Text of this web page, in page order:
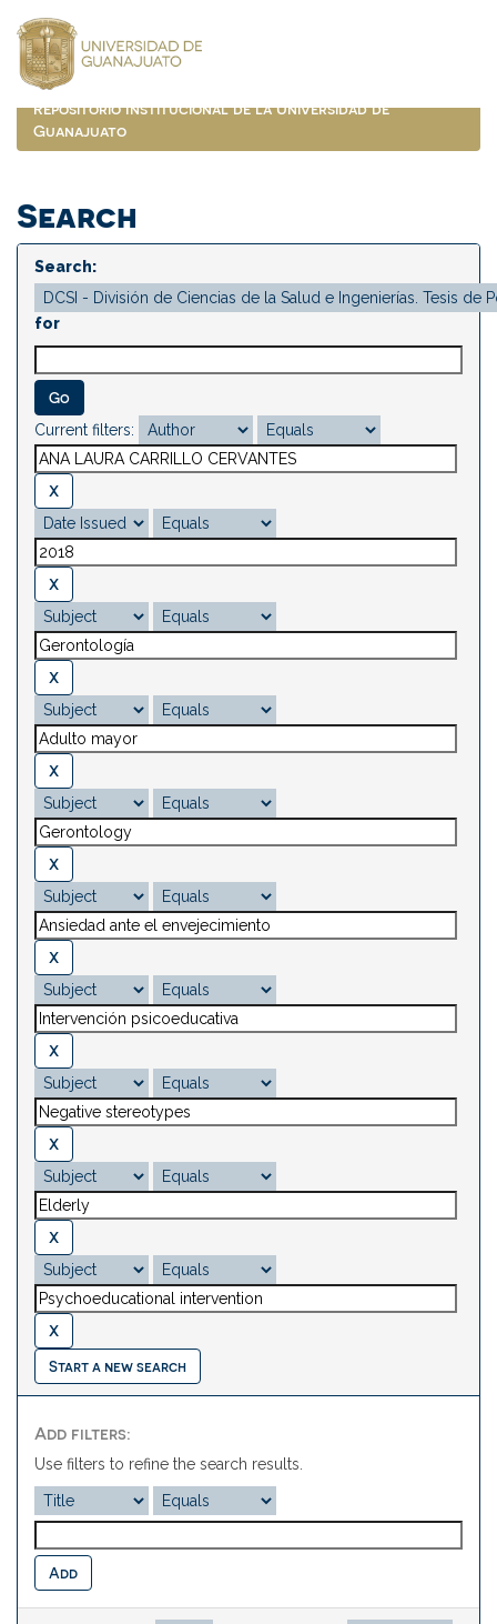
navigation
Repositorio Institucional de la Universidad de
Guanajuato
Search
Search:
for
Current filters:
Start a new search
Add filters:
Use filters to refine the search results.